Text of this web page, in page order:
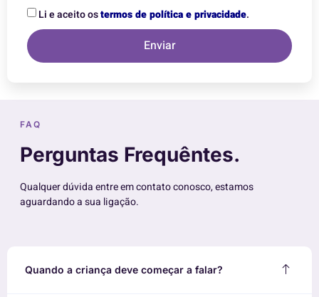
Li e aceito ostermos de política e privacidade.
Enviar
FAQ
Perguntas Frequêntes.
Qualquer dúvida entre em contato conosco, estamos
aguardando a sua ligação.
Quando a criança deve começar a falar?